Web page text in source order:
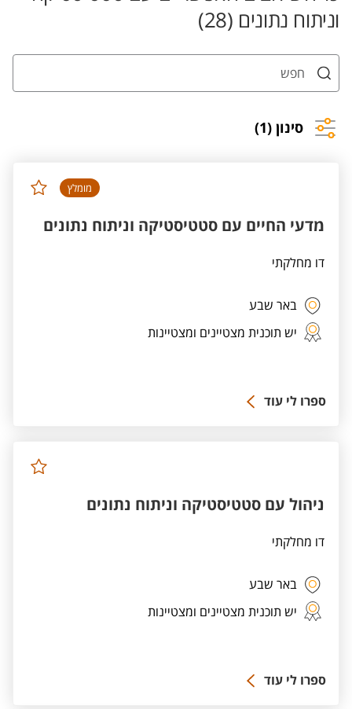
וניתוח נתונים (28)
סינון (1)
מומלץ
מדעי החיים עם סטטיסטיקה וניתוח נתונים
דו מחלקתי
באר שבע
יש תוכנית מצטיינים ומצטיינות
ספרו לי עוד
ניהול עם סטטיסטיקה וניתוח נתונים
דו מחלקתי
באר שבע
יש תוכנית מצטיינים ומצטיינות
ספרו לי עוד